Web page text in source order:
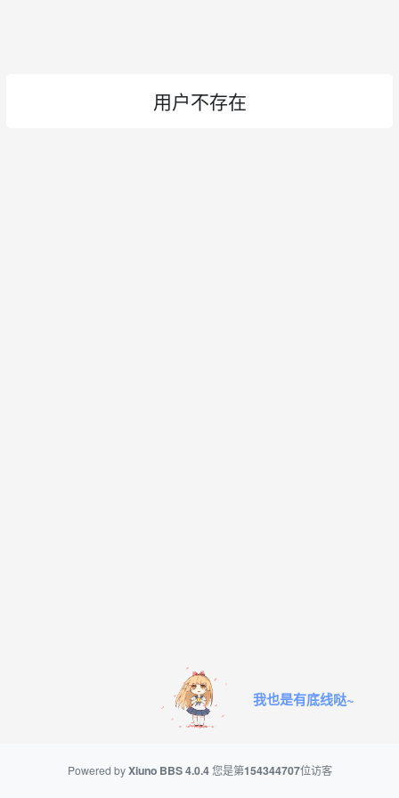
用户不存在
我也是有底线哒~
Powered byXiuno BBS4.0.4 您是第154344707位访客